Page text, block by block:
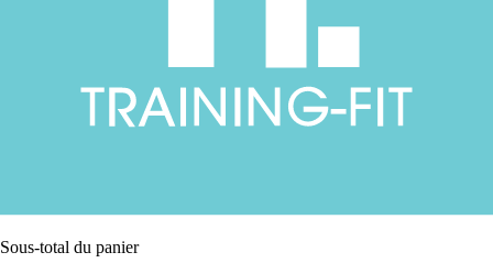
Sous-total du panier